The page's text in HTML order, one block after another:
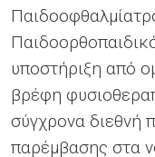
υποστήριξη από
βρέφη
σύγχρονα διεθνή
παρέμβασης στα